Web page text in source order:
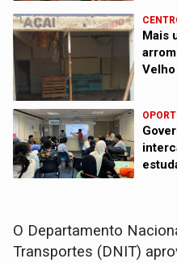
Mais
Velho
O Departamento
Transportes (DNIT)